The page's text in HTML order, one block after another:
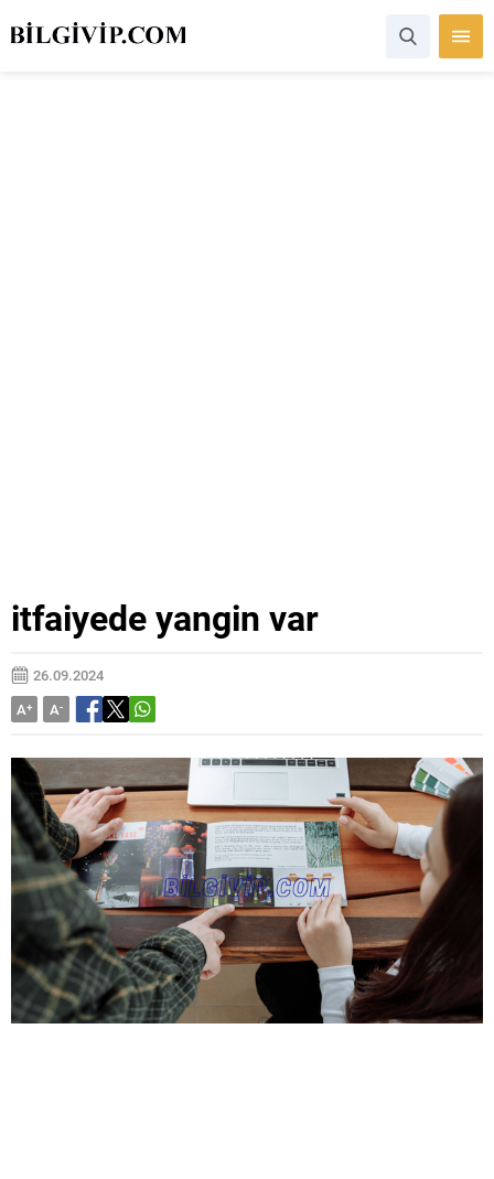
itfaiyede yangin var
26.09.2024
A+ A-